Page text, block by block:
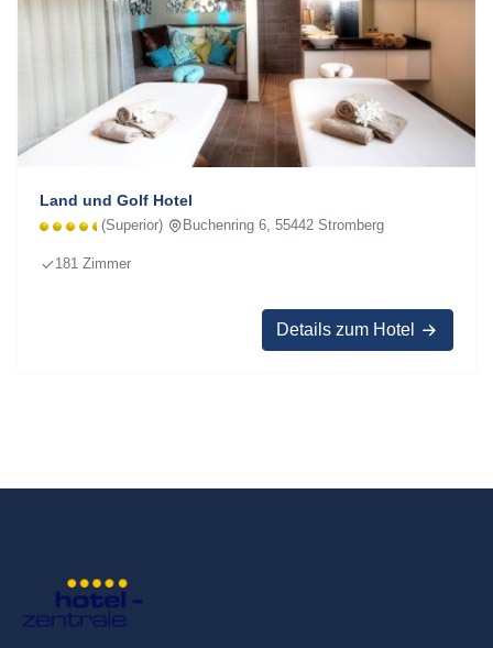
Land und Golf Hotel
(Superior) Buchenring 6, 55442 Stromberg
181 Zimmer
Details zum Hotel